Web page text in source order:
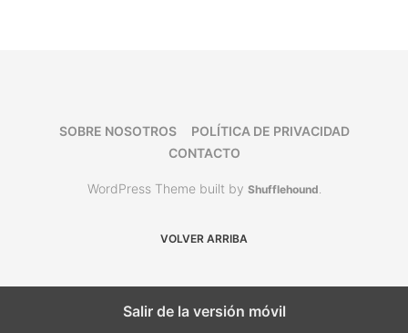
SOBRE NOSOTROS
POLÍTICA DE PRIVACIDAD
CONTACTO
WordPress Theme built by Shufflehound.
VOLVER ARRIBA
Salir de la versión móvil